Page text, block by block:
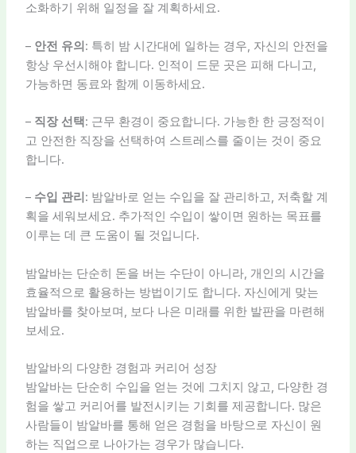
소화하기 위해 일정을 잘 계획하세요.
– 안전 유의 : 특히 밤 시간대에 일하는 경우, 자신의 안전을
항상 우선시해야 합니다. 인적이 드문 곳은 피해 다니고,
가능하면 동료와 함께 이동하세요.
– 직장 선택 : 근무 환경이 중요합니다. 가능한 한 긍정적이
고 안전한 직장을 선택하여 스트레스를 줄이는 것이 중요
합니다.
– 수입 관리 : 밤알바로 얻는 수입을 잘 관리하고, 저축할 계
획을 세워보세요. 추가적인 수입이 쌓이면 원하는 목표를
이루는 데 큰 도움이 될 것입니다.
밤알바는 단순히 돈을 버는 수단이 아니라, 개인의 시간을
효율적으로 활용하는 방법이기도 합니다. 자신에게 맞는
밤알바를 찾아보며, 보다 나은 미래를 위한 발판을 마련해
보세요.
밤알바의 다양한 경험과 커리어 성장
밤알바는 단순히 수입을 얻는 것에 그치지 않고, 다양한 경
험을 쌓고 커리어를 발전시키는 기회를 제공합니다. 많은
사람들이 밤알바를 통해 얻은 경험을 바탕으로 자신이 원
하는 직업으로 나아가는 경우가 많습니다.